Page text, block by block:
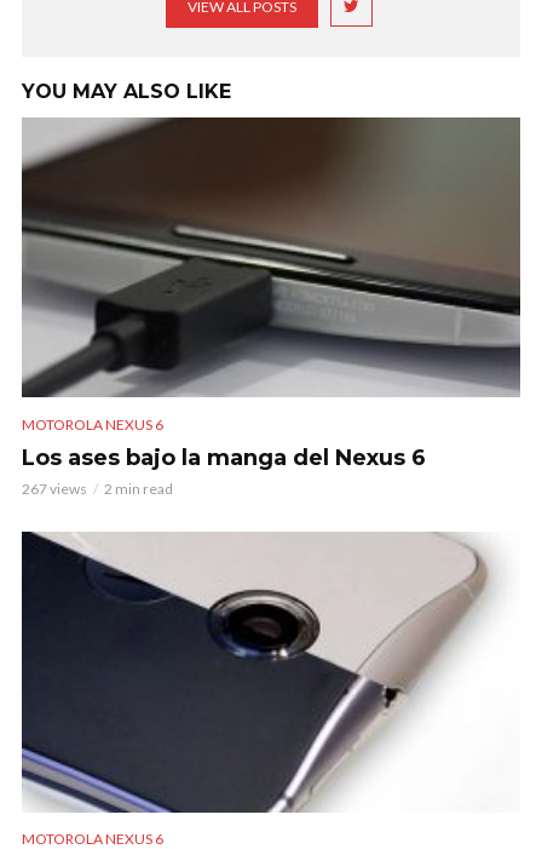
VIEW ALL POSTS
YOU MAY ALSO LIKE
MOTOROLA NEXUS 6
Los ases bajo la manga del Nexus 6
267 views 2 min read
MOTOROLA NEXUS 6